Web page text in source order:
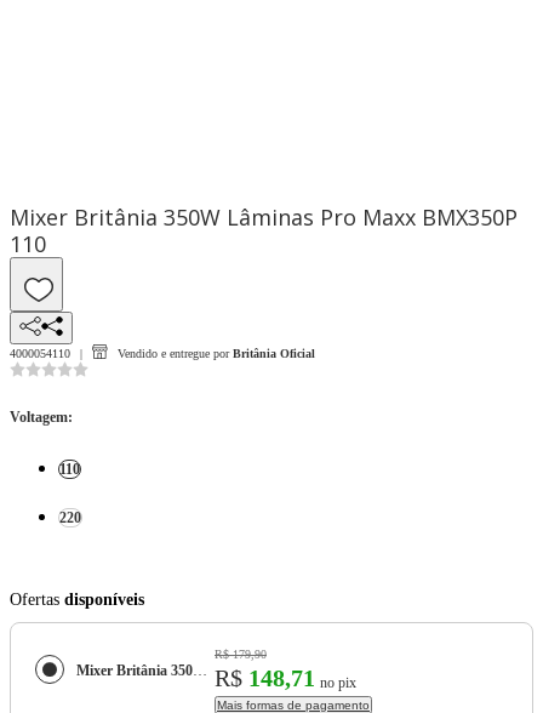
Mixer Britânia 350W Lâminas Pro Maxx BMX350P
110
4000054110 Vendido e entregue por Britânia Oficial
Voltagem:
110
220
Ofertas disponíveis
Mixer Britânia 350W Lâminas Pro Maxx BMX350P
R$ 179,90
R$ 148,71 no pix
Mais formas de pagamento